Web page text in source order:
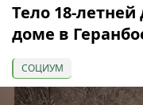
Тело 18-
доме в
СОЦИУМ